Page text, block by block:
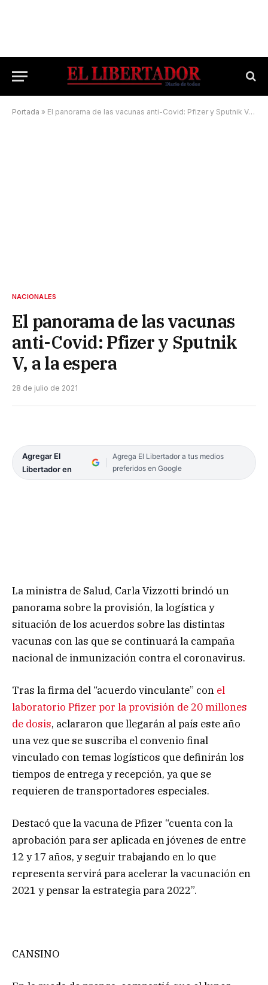
Portada » El panorama de las vacunas anti-Covid: Pfizer y Sputnik V, a la espera
NACIONALES
El panorama de las vacunas
anti-Covid: Pfizer y Sputnik
V, a la espera
28 de julio de 2021
Agregar El
Libertador en
Agrega El Libertador a tus medios
preferidos en Google
La ministra de Salud, Carla Vizzotti brindó un
panorama sobre la provisión, la logística y
situación de los acuerdos sobre las distintas
vacunas con las que se continuará la campaña
nacional de inmunización contra el coronavirus.
Tras la firma del “acuerdo vinculante” con el
laboratorio Pfizer por la provisión de 20 millones
de dosis, aclararon que llegarán al país este año
una vez que se suscriba el convenio final
vinculado con temas logísticos que definirán los
tiempos de entrega y recepción, ya que se
requieren de transportadores especiales.
Destacó que la vacuna de Pfizer “cuenta con la
aprobación para ser aplicada en jóvenes de entre
12 y 17 años, y seguir trabajando en lo que
representa servirá para acelerar la vacunación en
2021 y pensar la estrategia para 2022”.
CANSINO